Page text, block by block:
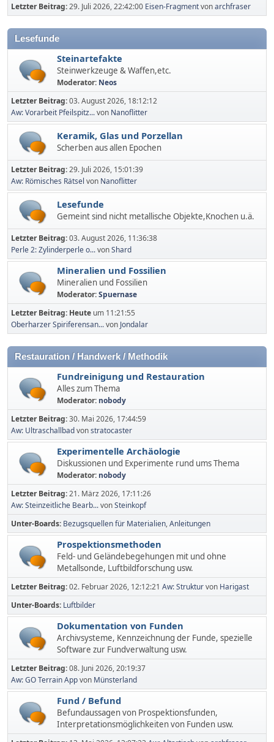
Letzter Beitrag:29. Juli 2026, 22:42:00 Eisen-Fragmentvonarchfraser
Lesefunde
Steinartefakte
Steinwerkzeuge & Waffen,etc.
Moderator: Neos
Letzter Beitrag:03. August 2026, 18:12:12
Aw: Vorarbeit Pfeilspitz...von Nanoflitter
Keramik, Glas und Porzellan
Scherben aus allen Epochen
Letzter Beitrag:29. Juli 2026, 15:01:39
Aw: Römisches Rätsel von Nanoflitter
Lesefunde
Gemeint sind nicht metallische Objekte,Knochen u.ä.
Letzter Beitrag:03. August 2026, 11:36:38
Perle 2: Zylinderperle o...vonShard
Mineralien und Fossilien
Mineralien und Fossilien
Moderator:Spuernase
Letzter Beitrag: Heute um 11:21:55
Oberharzer Spiriferensan...von Jondalar
Restauration / Handwerk / Methodik
Fundreinigung und Restauration
Alles zum Thema
Moderator: nobody
Letzter Beitrag:30. Mai 2026, 17:44:59
Aw: Ultraschallbadvonstratocaster
Experimentelle Archäologie
Diskussionen und Experimente rund ums Thema
Moderator: nobody
Letzter Beitrag:21. März 2026, 17:11:26
Aw: Steinzeitliche Bearb...vonSteinkopf
Unter-Boards Bezugsquellen für Materialien Anleitungen
Prospektionsmethoden
Feld- und Geländebegehungen mit und ohne
Metallsonde, Luftbildforschung usw.
Letzter Beitrag:02. Februar 2026, 12:12:21 Aw: Strukturvon Harigast
Unter-Boards Luftbilder
Dokumentation von Funden
Archivsysteme, Kennzeichnung der Funde, spezielle
Software zur Fundverwaltung usw.
Letzter Beitrag:08. Juni 2026, 20:19:37
Aw: GO Terrain Appvon Münsterland
Fund / Befund
Befundaussagen von Prospektionsfunden,
Interpretationsmöglichkeiten von Funden usw.